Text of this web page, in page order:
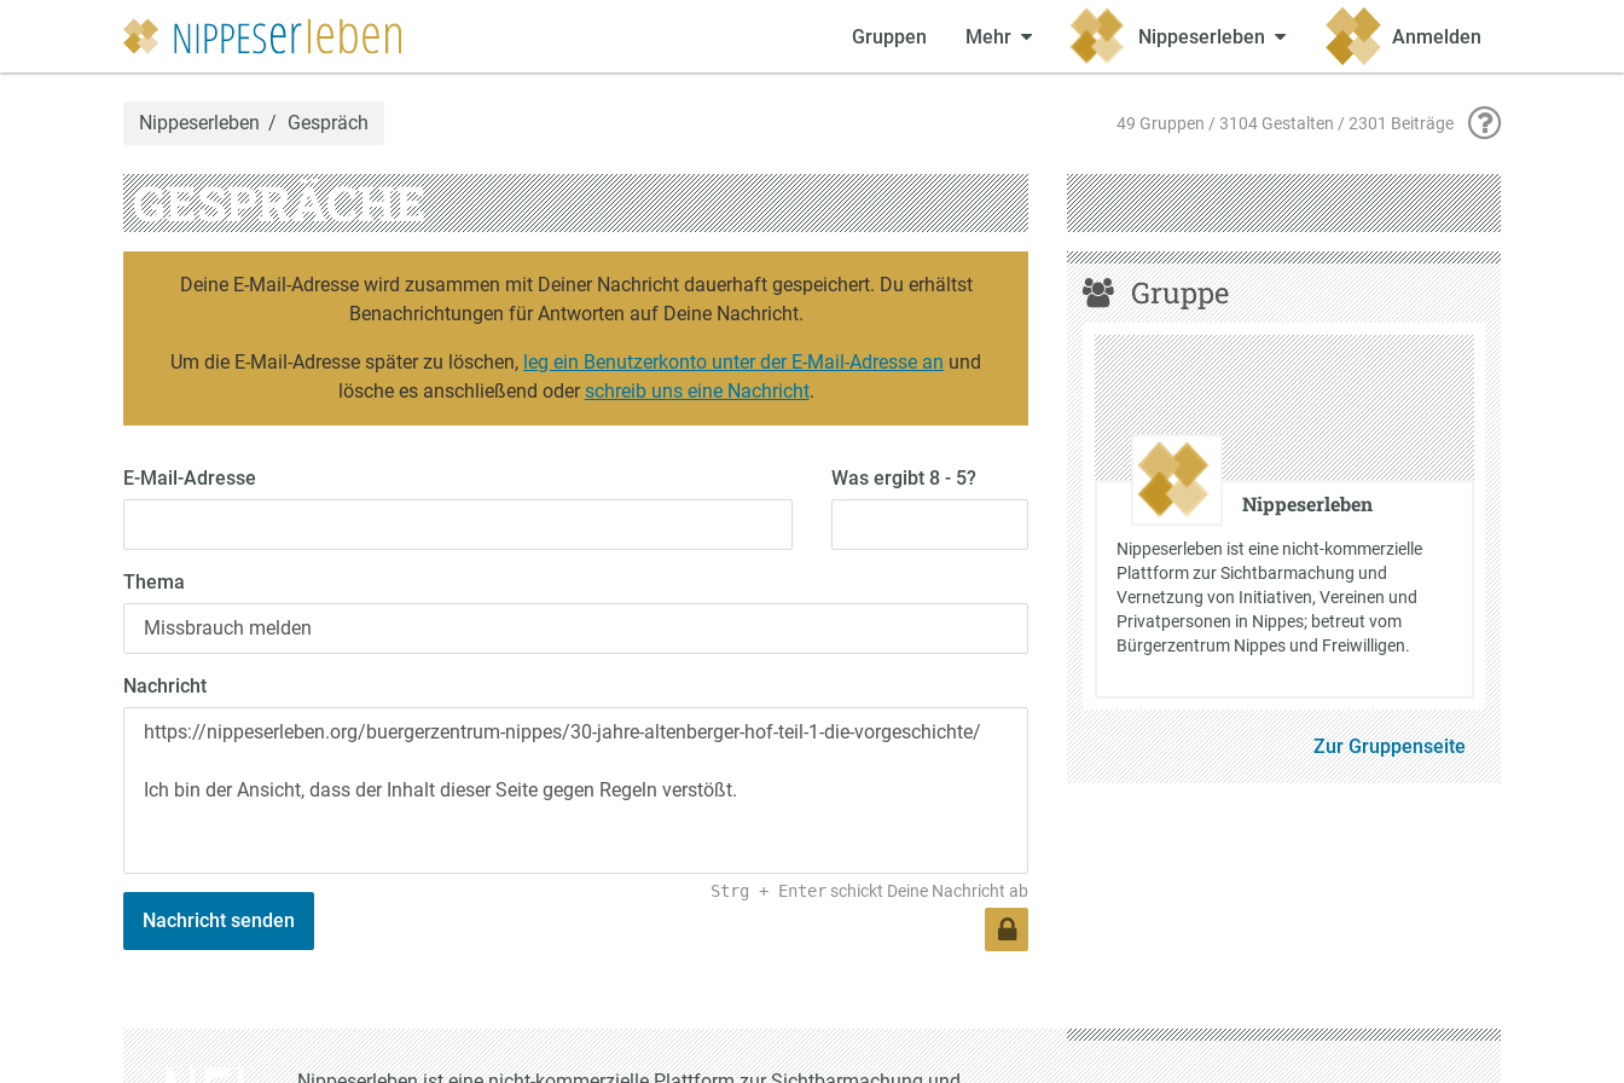
Gruppen Mehr Nippeserleben Anmelden
Nippeserleben Gespräch 49 Gruppen / 3104 Gestalten / 2301 Beiträge
GESPRÄCHE
Deine E-Mail-Adresse wird zusammen mit Deiner Nachricht dauerhaft gespeichert. Du erhältst
Benachrichtungen für Antworten auf Deine Nachricht.
Um die E-Mail-Adresse später zu löschen, leg ein Benutzerkonto unter der E-Mail-Adresse an und
lösche es anschließend oderschreib uns eine Nachricht.
E-Mail-Adresse Was ergibt 8 - 5?
Thema
Nachricht
Strg + Enter schickt Deine Nachricht ab
Nachricht senden
Gruppe
Nippeserleben
Nippeserleben ist eine nicht-kommerzielle
Plattform zur Sichtbarmachung und
Vernetzung von Initiativen, Vereinen und
Privatpersonen in Nippes; betreut vom
Bürgerzentrum Nippes und Freiwilligen.
Zur Gruppenseite